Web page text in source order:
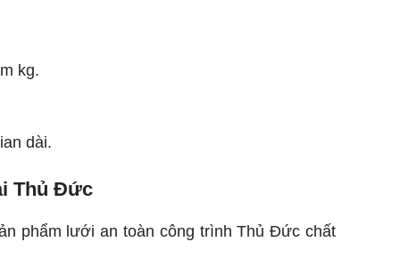
kg.
dài.
Thủ Đức
phẩm lưới an toàn công trình Thủ Đức chất